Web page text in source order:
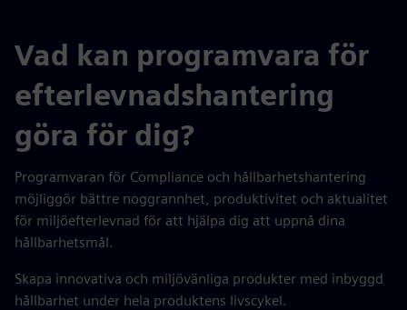
Vad kan programvara för
efterlevnadshantering
göra för dig?
Programvaran för Compliance och hållbarhetshantering
möjliggör bättre noggrannhet, produktivitet och aktualitet
för miljöefterlevnad för att hjälpa dig att uppnå dina
hållbarhetsmål.
Skapa innovativa och miljövänliga produkter med inbyggd
hållbarhet under hela produktens livscykel.